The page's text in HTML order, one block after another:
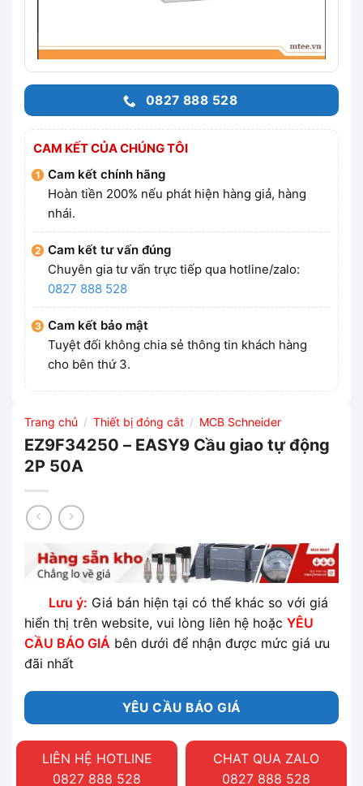
0827 888 528
CAM KẾT CỦA CHÚNG TÔI
Cam kết chính hãng
Hoàn tiền 200% nếu phát hiện hàng giả, hàng
nhái.
Cam kết tư vấn đúng
Chuyên gia tư vấn trực tiếp qua hotline/zalo:
0827 888 528
Cam kết bảo mật
Tuyệt đối không chia sẻ thông tin khách hàng
cho bên thứ 3.
Trang chủ / Thiết bị đóng cắt / MCB Schneider
EZ9F34250 – EASY9 Cầu giao tự động
2P 50A
Lưu ý: Giá bán hiện tại có thể khác so với giá
hiển thị trên website, vui lòng liên hệ hoặc YÊU
CẦU BÁO GIÁ bên dưới để nhận được mức giá ưu
đãi nhất
YÊU CẦU BÁO GIÁ
LIÊN HỆ HOTLINE
0827 888 528
CHAT QUA ZALO
0827 888 528